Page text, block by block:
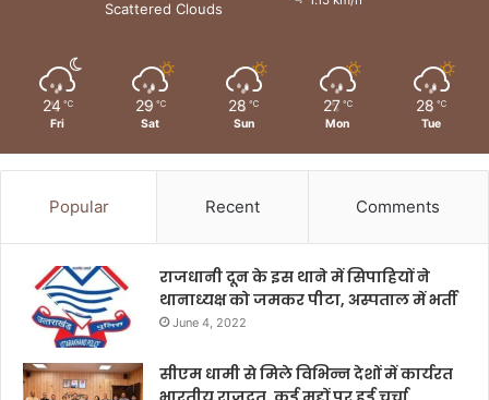
Scattered Clouds
24 ℃
Fri
29 ℃
Sat
28 ℃
Sun
27 ℃
Mon
28 ℃
Tue
Popular Recent Comments
राजधानी दून के इस थाने में सिपाहियों ने
थानाध्यक्ष को जमकर पीटा, अस्पताल में भर्ती
June 4, 2022
सीएम धामी से मिले विभिन्न देशों में कार्यरत